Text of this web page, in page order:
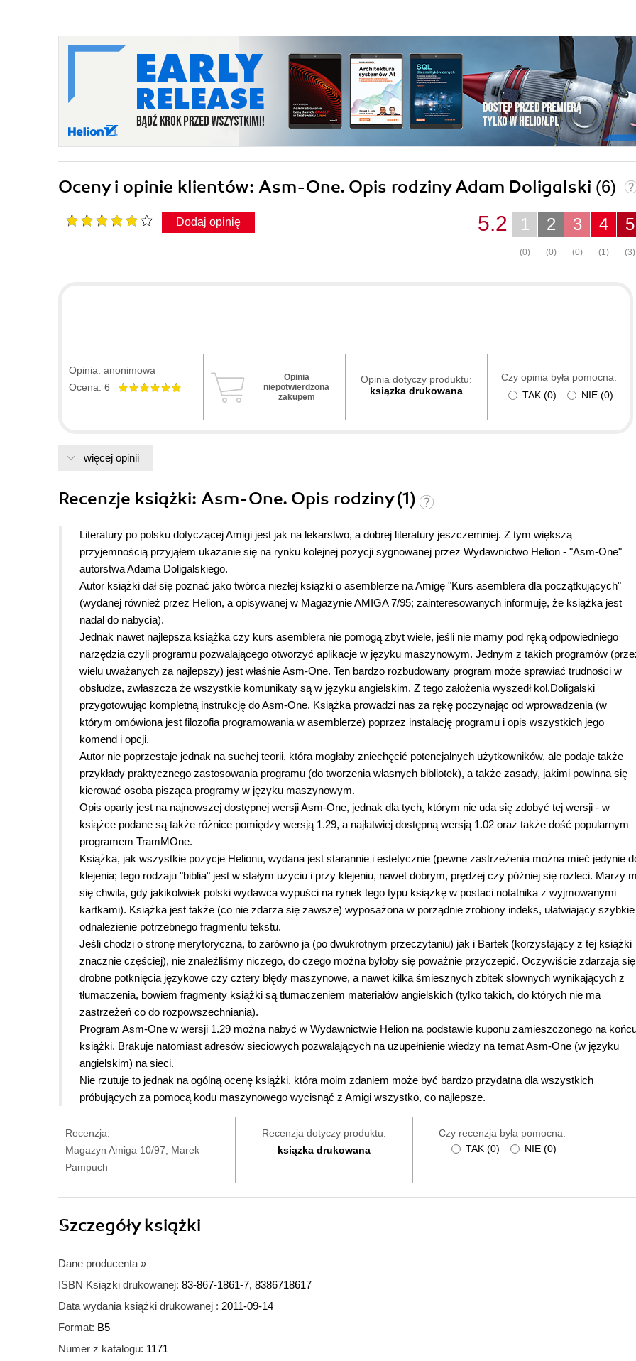
Oceny i opinie klientów: Asm-One. Opis rodziny Adam Doligalski (6)
Dodaj opinię 5
(3)
4
(1)
3
(0)
2
(0)
1
(0)
5.2
Opinia: anonimowa
Ocena: 6
Opinia
niepotwierdzona
zakupem
Opinia dotyczy produktu:
ksiązka drukowana
Czy opinia była pomocna:
TAK (0) NIE (0)
więcej opinii
Recenzje książki: Asm-One. Opis rodziny (1)
Literatury po polsku dotyczącej Amigi jest jak na lekarstwo, a dobrej literatury jeszczemniej. Z tym większą
przyjemnością przyjąłem ukazanie się na rynku kolejnej pozycji sygnowanej przez Wydawnictwo Helion - "Asm-One"
autorstwa Adama Doligalskiego.
Autor książki dał się poznać jako twórca niezłej książki o asemblerze na Amigę "Kurs asemblera dla początkujących"
(wydanej również przez Helion, a opisywanej w Magazynie AMIGA 7/95; zainteresowanych informuję, że książka jest
nadal do nabycia).
Jednak nawet najlepsza książka czy kurs asemblera nie pomogą zbyt wiele, jeśli nie mamy pod ręką odpowiedniego
narzędzia czyli programu pozwalającego otworzyć aplikacje w języku maszynowym. Jednym z takich programów
wielu uważanych za najlepszy) jest właśnie Asm-One. Ten bardzo rozbudowany program może sprawiać trudności w
obsłudze, zwłaszcza że wszystkie komunikaty są w języku angielskim. Z tego założenia wyszedł kol.Doligalski
przygotowując kompletną instrukcję do Asm-One. Książka prowadzi nas za rękę poczynając od wprowadzenia (w
którym omówiona jest filozofia programowania w asemblerze) poprzez instalację programu i opis wszystkich jego
komend i opcji.
Autor nie poprzestaje jednak na suchej teorii, która mogłaby zniechęcić potencjalnych użytkowników, ale podaje także
przykłady praktycznego zastosowania programu (do tworzenia własnych bibliotek), a także zasady, jakimi powinna się
kierować osoba pisząca programy w języku maszynowym.
Opis oparty jest na najnowszej dostępnej wersji Asm-One, jednak dla tych, którym nie uda się zdobyć tej wersji - w
książce podane są także różnice pomiędzy wersją 1.29, a najłatwiej dostępną wersją 1.02 oraz także dość popularnym
programem TramMOne.
Książka, jak wszystkie pozycje Helionu, wydana jest starannie i estetycznie (pewne zastrzeżenia można mieć jedynie
klejenia; tego rodzaju "biblia" jest w stałym użyciu i przy klejeniu, nawet dobrym, prędzej czy później się rozleci. Marzy
się chwila, gdy jakikolwiek polski wydawca wypuści na rynek tego typu książkę w postaci notatnika z wyjmowanymi
kartkami). Książka jest także (co nie zdarza się zawsze) wyposażona w porządnie zrobiony indeks, ułatwiający szybkie
odnalezienie potrzebnego fragmentu tekstu.
Jeśli chodzi o stronę merytoryczną, to zarówno ja (po dwukrotnym przeczytaniu) jak i Bartek (korzystający z tej książki
znacznie częściej), nie znaleźliśmy niczego, do czego można byłoby się poważnie przyczepić. Oczywiście zdarzają się
drobne potknięcia językowe czy cztery błędy maszynowe, a nawet kilka śmiesznych zbitek słownych wynikających z
tłumaczenia, bowiem fragmenty książki są tłumaczeniem materiałów angielskich (tylko takich, do których nie ma
zastrzeżeń co do rozpowszechniania).
Program Asm-One w wersji 1.29 można nabyć w Wydawnictwie Helion na podstawie kuponu zamieszczonego na
książki. Brakuje natomiast adresów sieciowych pozwalających na uzupełnienie wiedzy na temat Asm-One (w języku
angielskim) na sieci.
Nie rzutuje to jednak na ogólną ocenę książki, która moim zdaniem może być bardzo przydatna dla wszystkich
próbujących za pomocą kodu maszynowego wycisnąć z Amigi wszystko, co najlepsze.
Recenzja:
Magazyn Amiga 10/97, Marek
Pampuch
Recenzja dotyczy produktu:
ksiązka drukowana
Czy recenzja była pomocna:
TAK (0) NIE (0)
Szczegółyksiążki
Dane producenta »
ISBN Książki drukowanej: 83-867-1861-7, 8386718617
Data wydania książki drukowanej : 2011-09-14
Format: B5
Numer z katalogu: 1171